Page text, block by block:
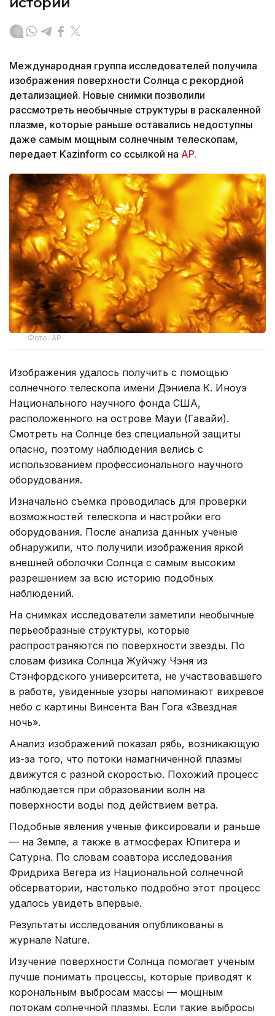
Международная группа исследователей получила
изображения поверхности Солнца с рекордной
детализацией. Новые снимки позволили
рассмотреть необычные структуры в раскаленной
плазме, которые раньше оставались недоступны
даже самым мощным солнечным телескопам,
передает Kazinform со ссылкой на AP.
Фото: AP
Изображения удалось получить с помощью
солнечного телескопа имени Дэниела К. Иноуэ
Национального научного фонда США,
расположенного на острове Мауи (Гавайи).
Смотреть на Солнце без специальной защиты
опасно, поэтому наблюдения велись с
использованием профессионального научного
оборудования.
Изначально съемка проводилась для проверки
возможностей телескопа и настройки его
оборудования. После анализа данных ученые
обнаружили, что получили изображения яркой
внешней оболочки Солнца с самым высоким
разрешением за всю историю подобных
наблюдений.
На снимках исследователи заметили необычные
перьеобразные структуры, которые
распространяются по поверхности звезды. По
словам физика Солнца Жуйчжу Чэня из
Стэнфордского университета, не участвовавшего
в работе, увиденные узоры напоминают вихревое
небо с картины Винсента Ван Гога «Звездная
ночь».
Анализ изображений показал рябь, возникающую
из-за того, что потоки намагниченной плазмы
движутся с разной скоростью. Похожий процесс
наблюдается при образовании волн на
поверхности воды под действием ветра.
Подобные явления ученые фиксировали и раньше
— на Земле, а также в атмосферах Юпитера и
Сатурна. По словам соавтора исследования
Фридриха Вегера из Национальной солнечной
обсерватории, настолько подробно этот процесс
удалось увидеть впервые.
Результаты исследования опубликованы в
журнале Nature.
Изучение поверхности Солнца помогает ученым
лучше понимать процессы, которые приводят к
корональным выбросам массы — мощным
потокам солнечной плазмы. Если такие выбросы